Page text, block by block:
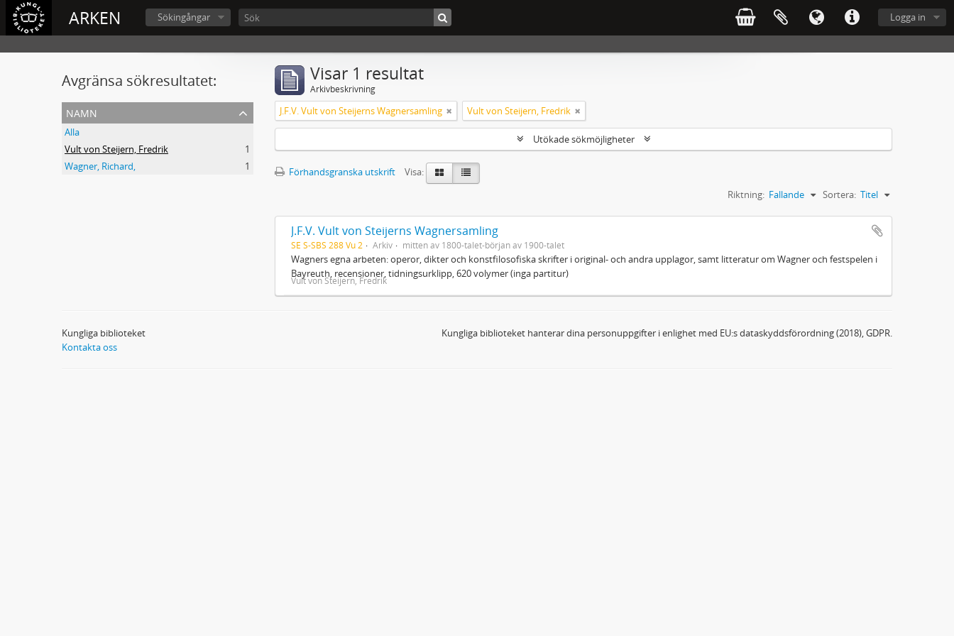
ARKEN Logga in
Sökingångar
Avgränsa sökresultatet:
namn
Alla
Vult von Steijern, Fredrik
1
Wagner, Richard,
1
Visar 1 resultat
Arkivbeskrivning
J.F.V. Vult von Steijerns Wagnersamling Vult von Steijern, Fredrik
Utökade sökmöjligheter
Förhandsgranska utskrift
Visa:
Sortera: Titel
Riktning: Fallande
J.F.V. Vult von Steijerns Wagnersamling
SE S-SBS 288 Vu 2 Arkiv mitten av 1800-talet-början av 1900-talet
Wagners egna arbeten: operor, dikter och konstfilosofiska skrifter i original- och andra upplagor, samt litteratur om Wagner och festspelen i
Bayreuth, recensioner, tidningsurklipp, 620 volymer (inga partitur)
Vult von Steijern, Fredrik
Kungliga biblioteket
Kontakta oss
Kungliga biblioteket hanterar dina personuppgifter i enlighet med EU:s dataskyddsförordning (2018), GDPR.